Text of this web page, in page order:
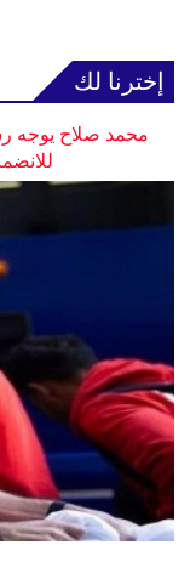
إخترنا لك
محمد صلاح يوجه